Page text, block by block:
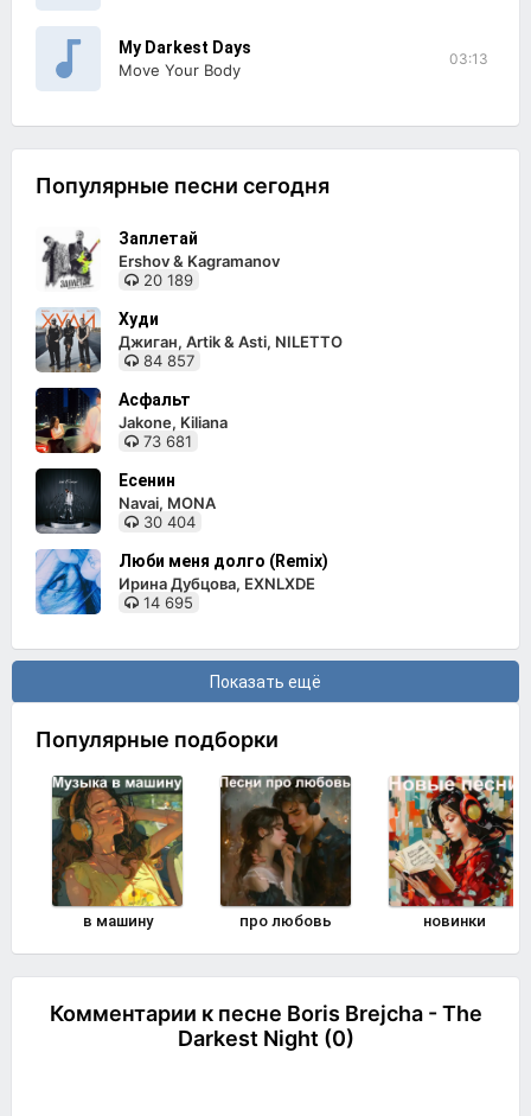
My Darkest Days
Move Your Body
03:13
Популярные песни сегодня
Заплетай
Ershov & Kagramanov
20 189
Худи
Джиган, Artik & Asti, NILETTO
84 857
Асфальт
Jakone, Kiliana
73 681
Есенин
Navai, MONA
30 404
Люби меня долго (Remix)
Ирина Дубцова, EXNLXDE
14 695
Показать ещё
Популярные подборки
в машину про любовь новинки
Комментарии к песне Boris Brejcha - The
Darkest Night (0)